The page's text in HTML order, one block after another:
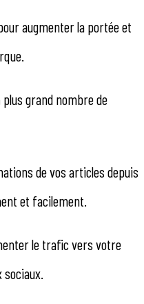
augmenter la portée et
grand nombre de
de vos articles depuis
et facilement.
le trafic vers votre
sociaux.